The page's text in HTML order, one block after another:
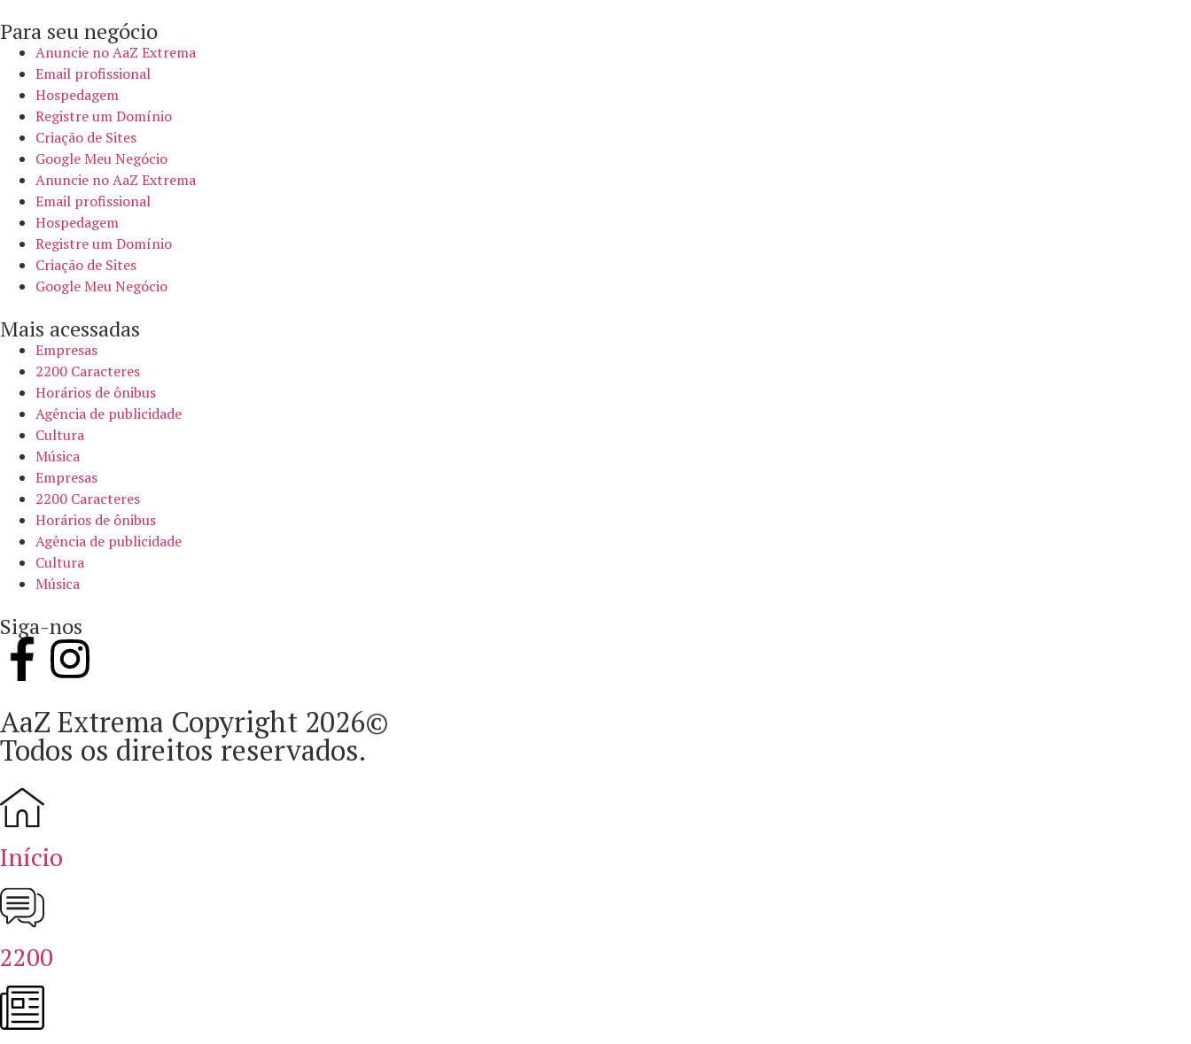
Para seu negócio​
Anuncie no AaZ Extrema
Email profissional
Hospedagem
Registre um Domínio
Criação de Sites
Google Meu Negócio
Anuncie no AaZ Extrema
Email profissional
Hospedagem
Registre um Domínio
Criação de Sites
Google Meu Negócio
Mais acessadas
Empresas
2200 Caracteres
Horários de ônibus
Agência de publicidade
Cultura
Música
Empresas
2200 Caracteres
Horários de ônibus
Agência de publicidade
Cultura
Música
Siga-nos
AaZ Extrema Copyright 2026©
Todos os direitos reservados.
Início
2200